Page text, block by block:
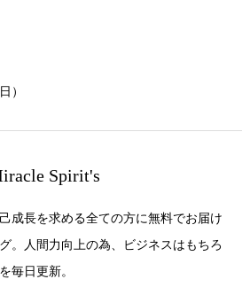
）
Spirit's
成長を求める全ての方に無料でお届け
。人間力向上の為、ビジネスはもちろ
毎日更新。